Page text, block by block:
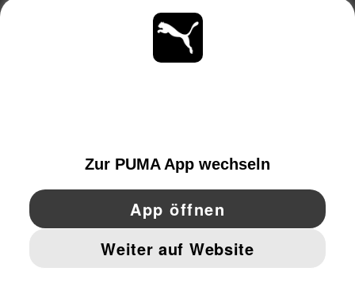
BLEIBE IMMER AUF DEM LAUFENDEN
YouTube Pinterest
IMPRESSUM UND RECHTLICHE HINWEISE